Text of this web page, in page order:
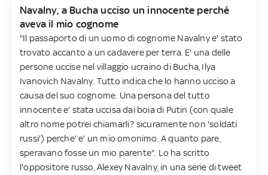
Navalny, a Bucha ucciso un innocente perché
aveva il mio cognome
"Il passaporto di un uomo di cognome Navalny e' stato
trovato accanto a un cadavere per terra. E' una delle
persone uccise nel villaggio ucraino di Bucha, Ilya
Ivanovich Navalny. Tutto indica che lo hanno ucciso a
causa del suo cognome. Una persona del tutto
innocente e' stata uccisa dai boia di Putin (con quale
altro nome potrei chiamarli? sicuramente non 'soldati
russi') perche' e' un mio omonimo. A quanto pare,
speravano fosse un mio parente". Lo ha scritto
l'oppositore russo, Alexey Navalny, in una serie di tweet